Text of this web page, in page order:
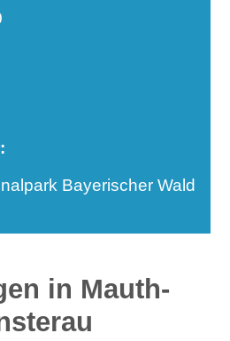
Bayerischer Wald
in Mauth-